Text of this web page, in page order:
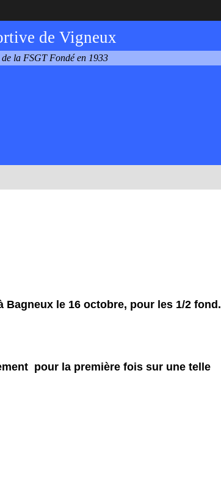
de Vigneux
la FSGT Fondé en 1933
le 16 octobre, pour les 1/2 fond.
pour la première fois sur une telle